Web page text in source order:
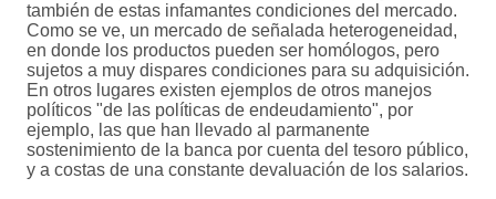
también de estas infamantes condiciones del mercado.
Como se ve, un mercado de señalada heterogeneidad,
en donde los productos pueden ser homólogos, pero
sujetos a muy dispares condiciones para su adquisición.
En otros lugares existen ejemplos de otros manejos
políticos "de las políticas de endeudamiento", por
ejemplo, las que han llevado al parmanente
sostenimiento de la banca por cuenta del tesoro público,
y a costas de una constante devaluación de los salarios.